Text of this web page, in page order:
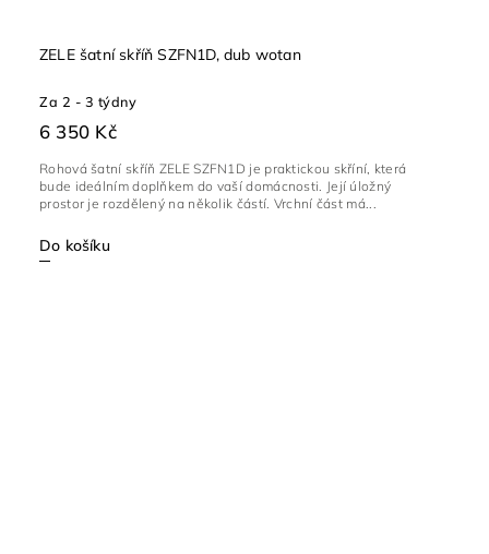
ZELE šatní skříň SZFN1D, dub wotan
Za 2 - 3 týdny
6 350 Kč
Do košíku
Rohová šatní skříň ZELE SZFN1D je praktickou skříní, která
bude ideálním doplňkem do vaší domácnosti. Její úložný
prostor je rozdělený na několik částí. Vrchní část má...